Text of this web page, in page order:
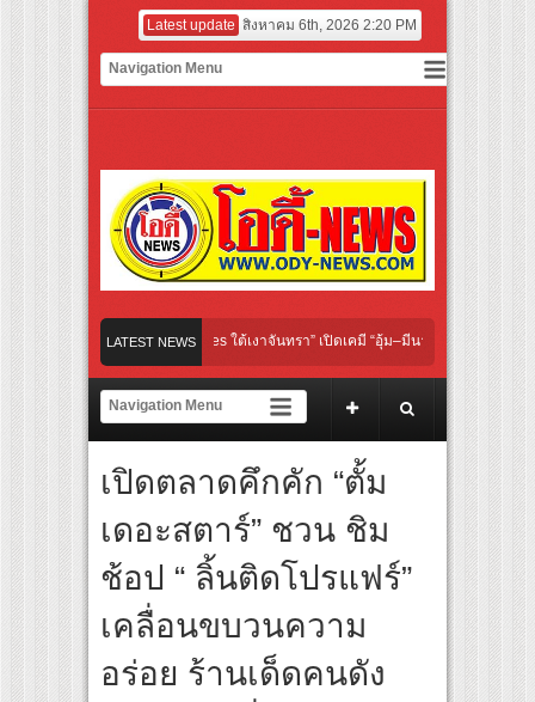
Latest update สิงหาคม 6th, 2026 2:20 PM
LATEST NEWS
“Under Her Rules ใต้เงาจันทรา” เปิดเคมี “อุ้ม–มีนา” ประกบคู่ครั้งสำคัญ ชวนแฟ
“เลิกอาย เลิกเงียบ เลิกชะล่าใจ” เรื่อง HPV ในแคมเปญ “HPV ไม่เป็นไร…ไม่ได้”
สียงเชียร์ สู่ทีมชาติไทย ชวนแฟนลูกยางใกล้ชิดนักตบสาวทีมชาติไทย 15 ส.ค.นี้
าผนังระดับโลก “ปู่ม่านย่าม่าน” เรียนรู้นวัตกรรมผักเชียงดาใน “หอมแผ่นดินฯ”
อร์มยักษ์ ‘คุณยายวรนาฏ’ (INHERIT) เตรียมคายตะขาบหนังไทยในรอบปฐมทัศน์โล
สุดชีวิต โกนหัวรับบทแม่ชี นำทีมนักแสดงประชันความสยอง!
“Under Her Rules ใต้เงาจันทรา” เปิดเคมี “อุ้ม–มีนา” ประกบคู่ครั้งสำคัญ ชวนแฟ
เปิดตลาดคึกคัก “ตั้ม
เดอะสตาร์” ชวน ชิม
ช้อป “ ลิ้นติดโปรแฟร์”
เคลื่อนขบวนความ
อร่อย ร้านเด็ดคนดัง